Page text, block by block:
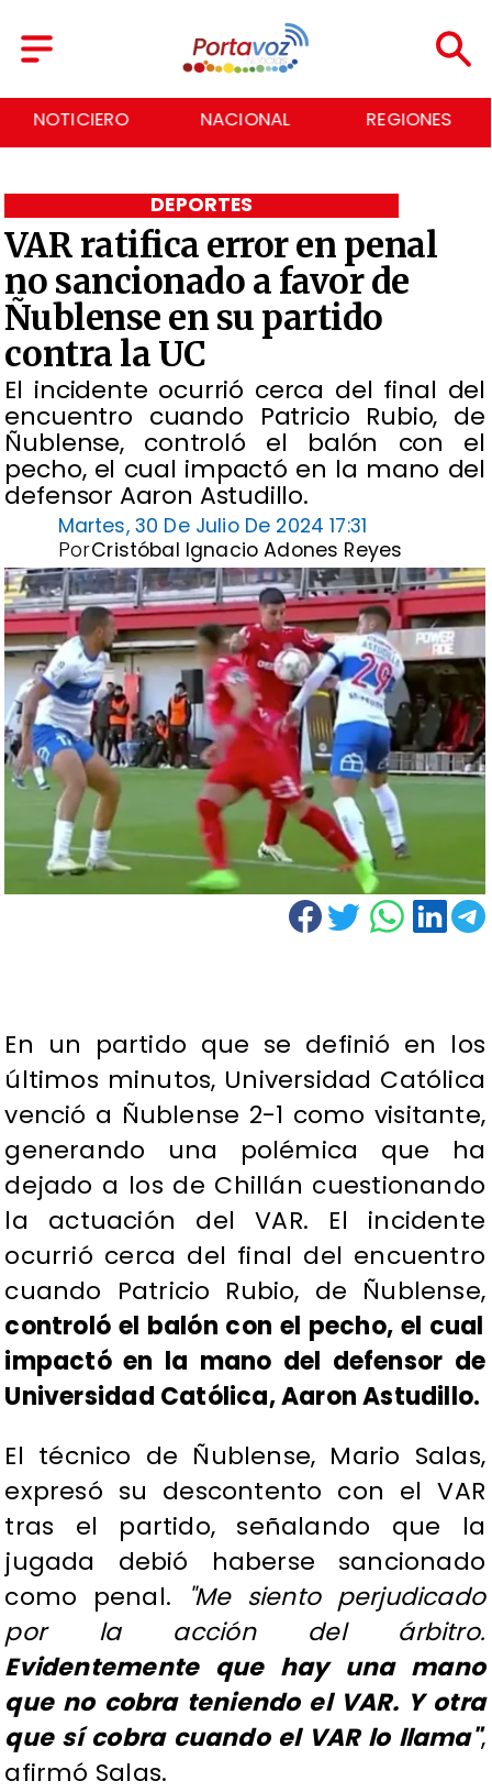
NACIONAL REGIONES ECONOMÍA
VAR ratifica error en penal
no sancionado a favor de
Ñublense en su partido
contra la UC
​El incidente ocurrió cerca del final del
encuentro cuando Patricio Rubio, de
Ñublense, controló el balón con el
pecho, el cual impactó en la mano del
defensor Aaron Astudillo.
DEPORTES
Martes, 30 De Julio De 2024 17:31
Cristóbal Ignacio Adones Reyes
Por
En un partido que se definió en los
últimos minutos, Universidad Católica
venció a Ñublense 2-1 como visitante,
generando una polémica que ha
dejado a los de Chillán cuestionando
la actuación del VAR. El incidente
ocurrió cerca del final del encuentro
cuando Patricio Rubio, de Ñublense,
controló el balón con el pecho, el cual
impactó en la mano del defensor de
Universidad Católica, Aaron Astudillo.
El técnico de Ñublense, Mario Salas,
expresó su descontento con el VAR
tras el partido, señalando que la
jugada debió haberse sancionado
como penal.
"Me siento perjudicado
por la acción del árbitro.
Evidentemente que hay una mano
que no cobra teniendo el VAR. Y otra
que sí cobra cuando el VAR lo llama",
afirmó Salas.